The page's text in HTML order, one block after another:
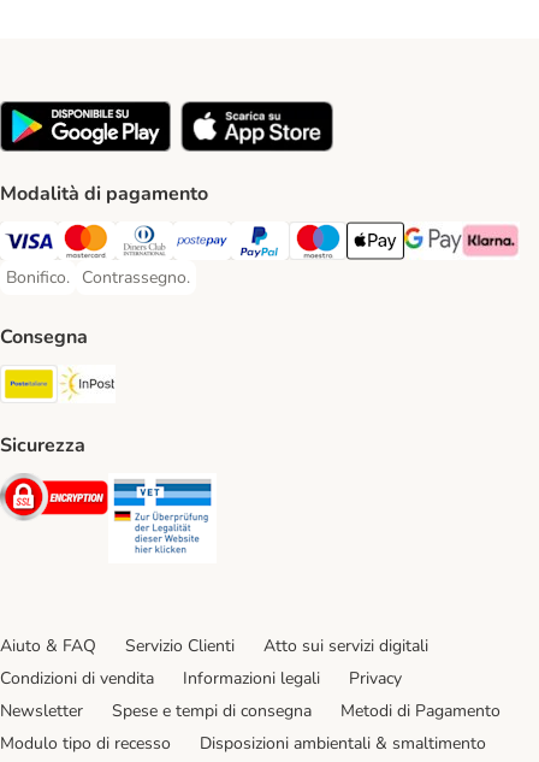
Modalità di pagamento
Visa. Payment Method
Mastercard. Payment Method
Diners Club. Payment Method
Postepay. Payment Method
PayPal. Payment Method
Maestro. Payment Method
Apple pay. Payment
Google Pay
Klarna
Bonifico.
Bonifico. Payment Method
Contrassegno.
Contrassegno. Payment Method
Consegna
Poste Italiane. Shipping Method
Sicurezza
Security
Aiuto & FAQ Servizio Clienti
Atto sui servizi digitali
Condizioni di vendita
Informazioni legali
Privacy
Newsletter
Spese e tempi di consegna
Metodi di Pagamento
Modulo tipo di recesso
Disposizioni ambientali & smaltimento